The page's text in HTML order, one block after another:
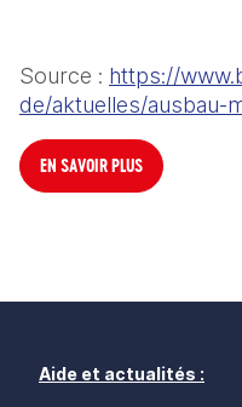
Source : https://
de/aktuelles/ausbau-
EN SAVOIR PLUS
Aide et actualités :